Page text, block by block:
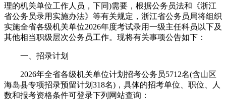
理的机关单位工作人员，下同)需要，根据公务员法和《浙江
省公务员录用实施办法》等有关规定，浙江省公务员局将组织
实施全省各级机关单位2026年度考试录用一级主任科员以下及
其他相当职级层次公务员工作。现将有关事项公告如下：
一、招录计划
2026年全省各级机关单位计划招考公务员5712名(含山区
海岛县专项招录预留计划318名)，具体的招考单位、职位、人
数和报考资格条件可登录下列网站查询：